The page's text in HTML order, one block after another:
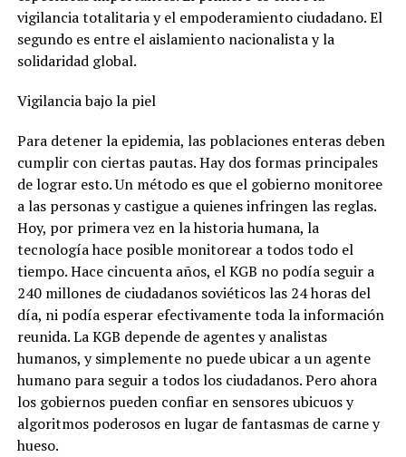
vigilancia totalitaria y el empoderamiento ciudadano. El
segundo es entre el aislamiento nacionalista y la
solidaridad global.
Vigilancia bajo la piel
Para detener la epidemia, las poblaciones enteras deben
cumplir con ciertas pautas. Hay dos formas principales
de lograr esto. Un método es que el gobierno monitoree
a las personas y castigue a quienes infringen las reglas.
Hoy, por primera vez en la historia humana, la
tecnología hace posible monitorear a todos todo el
tiempo. Hace cincuenta años, el KGB no podía seguir a
240 millones de ciudadanos soviéticos las 24 horas del
día, ni podía esperar efectivamente toda la información
reunida. La KGB depende de agentes y analistas
humanos, y simplemente no puede ubicar a un agente
humano para seguir a todos los ciudadanos. Pero ahora
los gobiernos pueden confiar en sensores ubicuos y
algoritmos poderosos en lugar de fantasmas de carne y
hueso.